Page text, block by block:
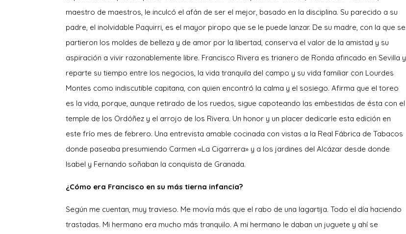
maestro de maestros, le inculcó el afán de ser el mejor, basado en la disciplina. Su parecido a su
padre, el inolvidable Paquirri, es el mayor piropo que se le puede lanzar. De su madre, con la que se
partieron los moldes de belleza y de amor por la libertad, conserva el valor de la amistad y su
aspiración a vivir razonablemente libre. Francisco Rivera es trianero de Ronda afincado en Sevilla y
reparte su tiempo entre los negocios, la vida tranquila del campo y su vida familiar con Lourdes
Montes como indiscutible capitana, con quien encontró la calma y el sosiego. Afirma que el toreo
es la vida, porque, aunque retirado de los ruedos, sigue capoteando las embestidas de ésta con el
temple de los Ordóñez y el arrojo de los Rivera. Un honor y un placer dedicarle esta edición en
este frío mes de febrero. Una entrevista amable cocinada con vistas a la Real Fábrica de Tabacos
donde paseaba presumiendo Carmen «La Cigarrera» y a los jardines del Alcázar desde donde
Isabel y Fernando soñaban la conquista de Granada.
¿Cómo era Francisco en su más tierna infancia?
Según me cuentan, muy travieso. Me movía más que el rabo de una lagartija. Todo el día haciendo
trastadas. Mi hermano era mucho más tranquilo. A mi hermano le daban un juguete y ahí se